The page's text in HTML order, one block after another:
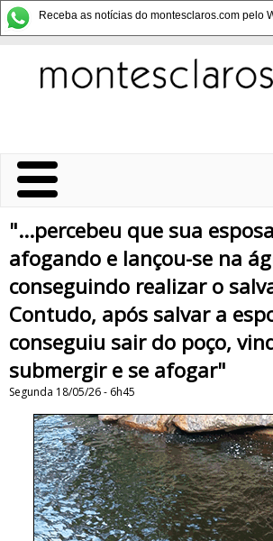
Receba as notícias do montesclaros.com pelo
"...percebeu que sua
afogando e lançou-se na
conseguindo realizar o
Contudo, após salvar a
conseguiu sair do poço,
submergir e se afogar"
Segunda 18/05/26 - 6h45